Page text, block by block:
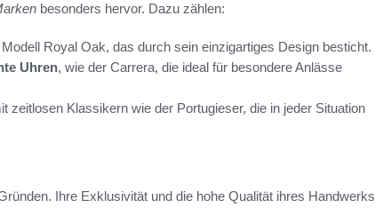
besonders hervor. Dazu zählen:
Royal Oak, das durch sein einzigartiges Design besticht.
Uhren, wie der Carrera, die ideal für besondere Anlässe
zeitlosen Klassikern wie der Portugieser, die in jeder Situation
Ihre Exklusivität und die hohe Qualität ihres Handwerks